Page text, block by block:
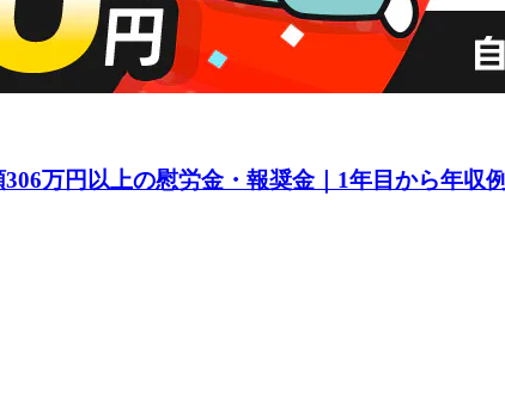
万円以上の慰労金・報奨金｜1年目から年収